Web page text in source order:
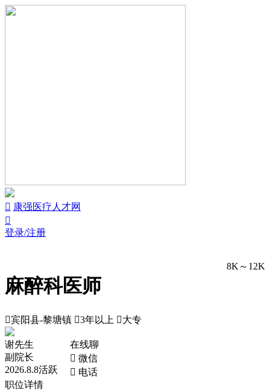
 康强医疗人才网

登录/注册
麻醉科医师
8K～12K
宾阳县-黎塘镇 3年以上 大专
谢先生
副院长
2026.8.8活跃
在线聊
 微信
 电话
职位详情